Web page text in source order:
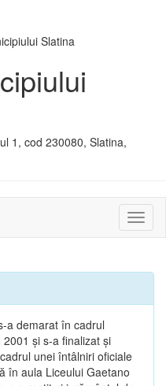
1, cod 230080, Slatina,
sau
a demarat în cadrul
şi s-a finalizat şi
unei întâlniri oficiale
în aula Liceului Gaetano